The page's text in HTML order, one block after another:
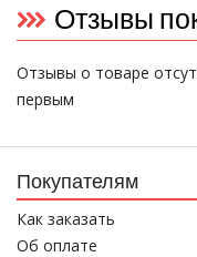
Отзывы
Отзывы о товаре
первым
Покупателям
Как заказать
Об оплате